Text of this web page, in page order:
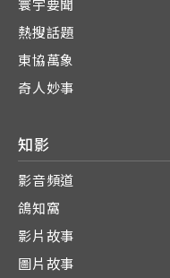
寰宇要聞
熱搜話題
東協萬象
奇人妙事
知影
影音頻道
鴿知窩
影片故事
圖片故事